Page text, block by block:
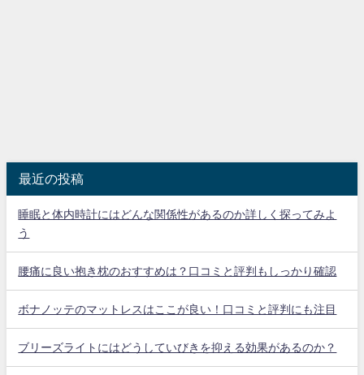
最近の投稿
睡眠と体内時計にはどんな関係性があるのか詳しく探ってみよ
う
腰痛に良い抱き枕のおすすめは？口コミと評判もしっかり確認
ボナノッテのマットレスはここが良い！口コミと評判にも注目
ブリーズライトにはどうしていびきを抑える効果があるのか？